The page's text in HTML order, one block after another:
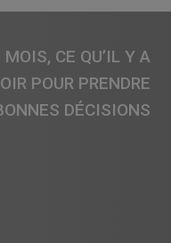
MOIS, CE QU’IL Y A
POUR PRENDRE
DÉCISIONS